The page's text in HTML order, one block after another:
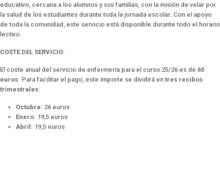
educativo, cercana a los alumnos y sus familias, con la misión de velar por
la salud de los estudiantes durante toda la jornada escolar. Con el apoyo
de toda la comunidad, este servicio está disponible durante todo el horario
lectivo.
COSTE DEL SERVICIO:
El coste anual del servicio de enfermería para el curso 25/26 es de 65
euros . Para facilitar el pago, este importe se dividirá en tres recibos
trimestrales:
Octubre: 26 euros
Enero: 19,5 euros
Abril: 19,5 euros